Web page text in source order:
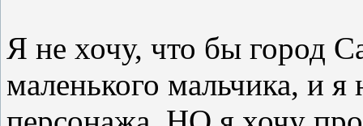
Я не хочу, что бы город
маленького мальчика, и я